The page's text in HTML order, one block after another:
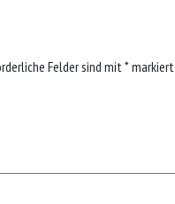
Felder sind mit*markiert